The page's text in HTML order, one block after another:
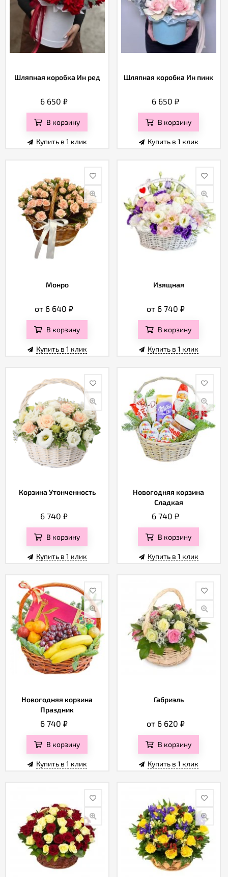
Шляпная коробка Ин ред
6 650₽
В корзину
Купить в 1 клик
Шляпная коробка Ин пинк
6 650₽
В корзину
Купить в 1 клик
Монро
от 6 640₽
В корзину
Купить в 1 клик
Изящная
от 6 740 ₽
В корзину
Купить в 1 клик
Корзина Утонченность
6 740₽
В корзину
Купить в 1 клик
Новогодняя корзина
Сладкая
6 740₽
В корзину
Купить в 1 клик
Новогодняя корзина
Праздник
6 740₽
В корзину
Купить в 1 клик
Габриэль
от 6 620 ₽
В корзину
Купить в 1 клик